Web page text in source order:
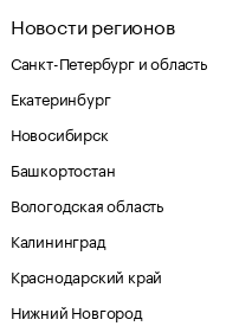
Новости регионов
Санкт-Петербург и область
Екатеринбург
Новосибирск
Башкортостан
Вологодская область
Калининград
Краснодарский край
Нижний Новгород